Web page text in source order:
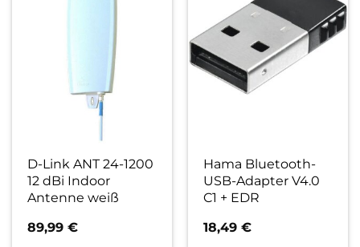
D-Link ANT 24-1200
12 dBi Indoor
Antenne weiß
89,99€
Hama Bluetooth-
USB-Adapter V4.0
C1 + EDR
18,49€